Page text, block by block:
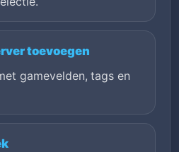
toevoegen
gamevelden, tags en